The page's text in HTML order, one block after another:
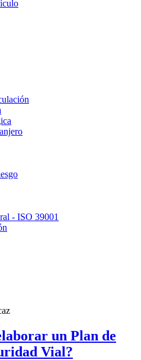
- ISO 39001
un Plan de
Vial?